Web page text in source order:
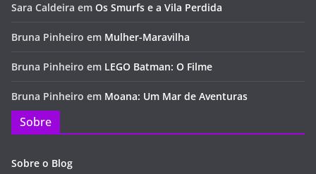
Sara Caldeira em Os Smurfs e a Vila Perdida
Bruna Pinheiro em Mulher-Maravilha
Bruna Pinheiro em LEGO Batman: O Filme
Bruna Pinheiro em Moana: Um Mar de Aventuras
Sobre
Sobre o Blog